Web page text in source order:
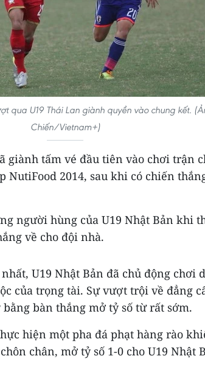
qua U19 Thái Lan giành quyền vào chung kết.
Chiến/Vietnam+)
giành tấm vé đầu tiên vào chơi trận
NutiFood 2014, sau khi có chiến
người hùng của U19 Nhật Bản khi
về cho đội nhà.
U19 Nhật Bản đã chủ động chơi
của trọng tài. Sự vượt trội về đẳng
bàn thắng mở tỷ số từ rất sớm.
hiện một pha đá phạt hàng rào
chân, mở tỷ số 1-0 cho U19 Nhật